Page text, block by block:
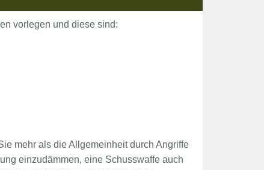
vorlegen und diese sind:
mehr als die Allgemeinheit durch Angriffe
einzudämmen, eine Schusswaffe auch